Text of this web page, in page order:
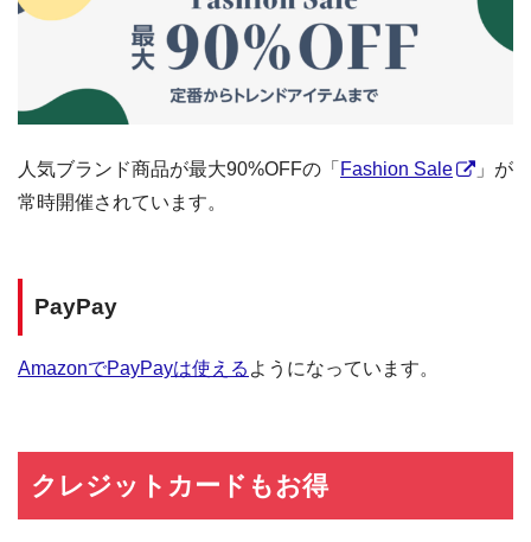
人気ブランド商品が最大90%OFFの「 Fashion Sale
」が
常時開催されています。
PayPay
AmazonでPayPayは使える ようになっています。
クレジットカードもお得